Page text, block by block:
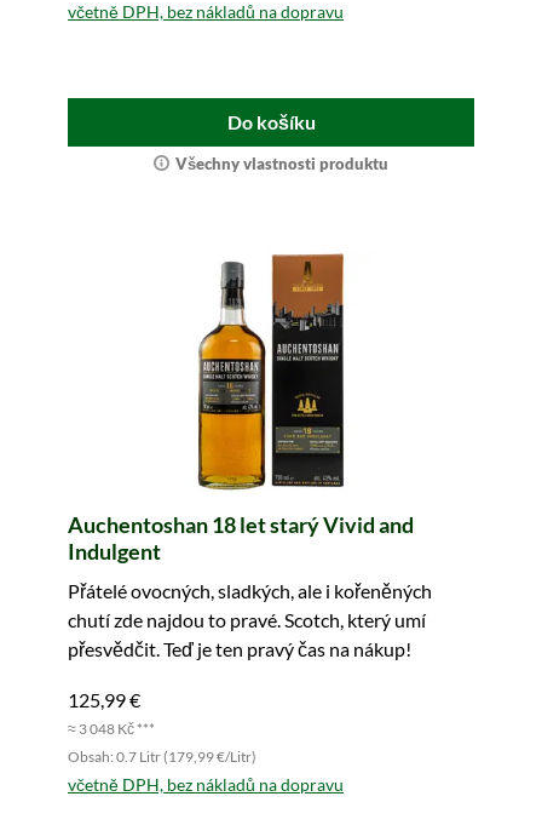
včetně DPH, bez nákladů na dopravu
Do košíku
Všechny vlastnosti produktu
Auchentoshan 18 let starý Vivid and
Indulgent
Přátelé ovocných, sladkých, ale i kořeněných
chutí zde najdou to pravé. Scotch, který umí
přesvědčit. Teď je ten pravý čas na nákup!
125,99 €
≈ 3 048 Kč ***
Obsah: 0.7 Litr (179,99 €/Litr)
včetně DPH, bez nákladů na dopravu